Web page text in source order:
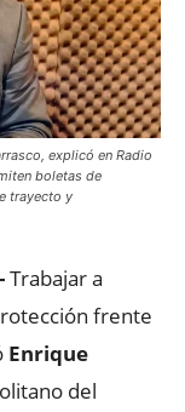
explicó en Radio
boletas de
trayecto y
Trabajar a
frente
Enrique
del